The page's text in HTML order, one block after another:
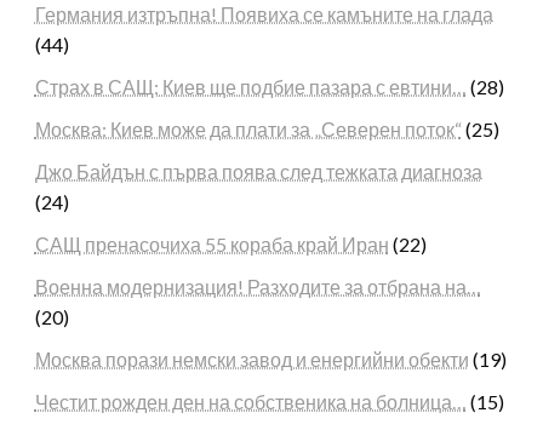
Германия изтръпна! Появиха се камъните на глада
(44)
Страх в САЩ: Киев ще подбие пазара с евтини… (28)
Москва: Киев може да плати за „Северен поток“ (25)
Джо Байдън с първа поява след тежката диагноза
(24)
САЩ пренасочиха 55 кораба край Иран (22)
Военна модернизация! Разходите за отбрана на…
(20)
Москва порази немски завод и енергийни обекти (19)
Честит рожден ден на собственика на болница… (15)